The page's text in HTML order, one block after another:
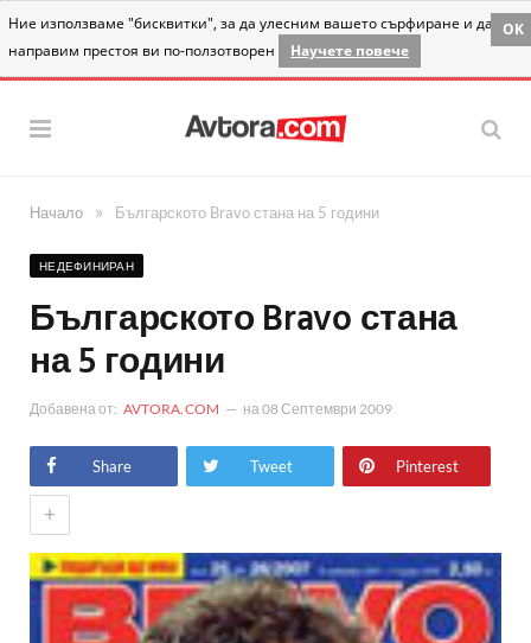
Ние използваме "бисквитки", за да улесним вашето сърфиране и да
направим престоя ви по-ползотворен
Научете повече
OK
Начало » Българското Bravo стана на 5 години
НЕДЕФИНИРАН
Българското Bravo стана
на 5 години
Добавена от: AVTORA.COM на08 Септември 2009
Share Tweet Pinterest
+